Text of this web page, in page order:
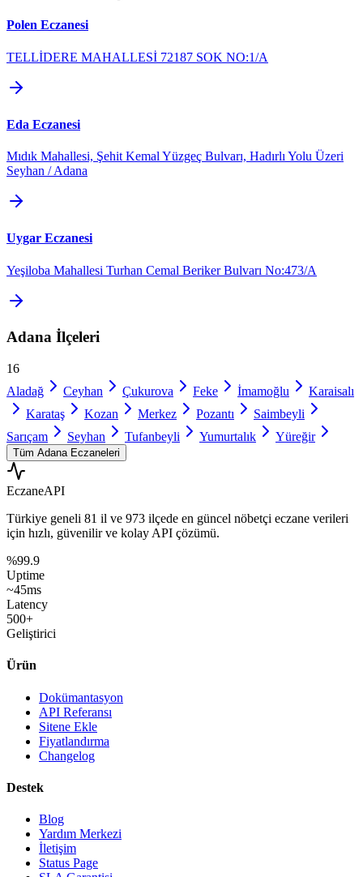
Polen Eczanesi
TELLİDERE MAHALLESİ 72187 SOK NO:1/A
Eda Eczanesi
Mıdık Mahallesi, Şehit Kemal Yüzgeç Bulvarı, Hadırlı Yolu Üzeri
Seyhan / Adana
Uygar Eczanesi
Yeşiloba Mahallesi Turhan Cemal Beriker Bulvarı No:473/A
Adana İlçeleri
16
Aladağ
Ceyhan Çukurova Feke İmamoğlu
Karaisalı
Karataş
Kozan Merkez Pozantı
Saimbeyli
Sarıçam
Seyhan Tufanbeyli Yumurtalık Yüreğir
Tüm AdanaEczaneleri
EczaneAPI
Türkiye geneli 81 il ve 973 ilçede en güncel nöbetçi eczane verileri
için hızlı, güvenilir ve kolay API çözümü.
%99.9
Uptime
~45ms
Latency
500+
Geliştirici
Ürün
Dokümantasyon
API Referansı
Sitene Ekle
Fiyatlandırma
Changelog
Destek
Blog
Yardım Merkezi
İletişim
Status Page